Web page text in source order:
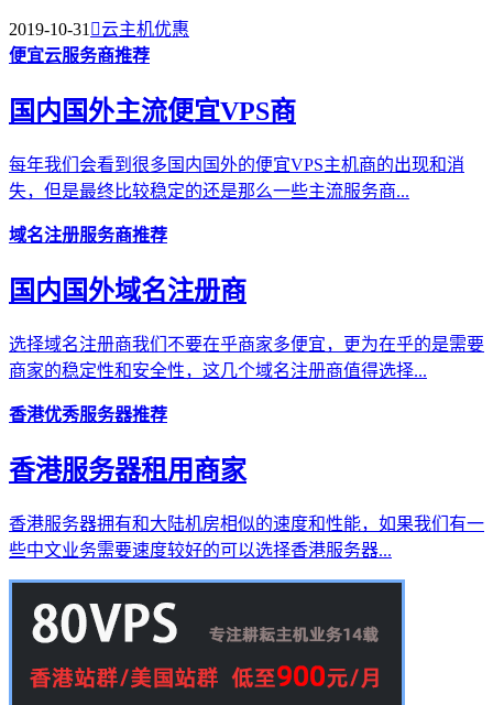
2019-10-31云主机优惠
便宜云服务商推荐
国内国外主流便宜VPS商
每年我们会看到很多国内国外的便宜VPS主机商的出现和消
失，但是最终比较稳定的还是那么一些主流服务商...
域名注册服务商推荐
国内国外域名注册商
选择域名注册商我们不要在乎商家多便宜，更为在乎的是需要
商家的稳定性和安全性，这几个域名注册商值得选择...
香港优秀服务器推荐
香港服务器租用商家
香港服务器拥有和大陆机房相似的速度和性能，如果我们有一
些中文业务需要速度较好的可以选择香港服务器...